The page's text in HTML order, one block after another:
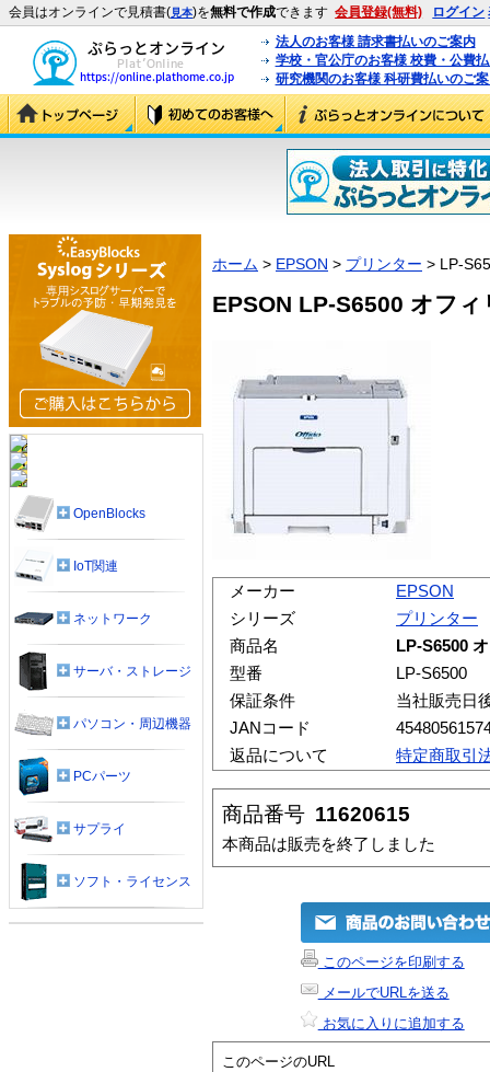
会員はオンラインで見積書(見本)を無料で作成できます 会員登録(無料) ログイン
法人のお客様 請求書払いのご案内
学校・官公庁のお客様 校費・公費
研究機関のお客様 科研費払いのご
ホーム > EPSON > プリンター > LP-
EPSON LP-S6500 オフ
メーカー
EPSON
シリーズ
プリンター
商品名
LP-S6500
型番
LP-S6500
保証条件
当社販売日
JANコード
返品について
特定商取引
商品番号 11620615
本商品は販売を終了しました
このページを印刷する
メールでURLを送る
お気に入りに追加する
このページのURL
OpenBlocks
IoT関連
ネットワーク
サーバ・ストレージ
パソコン・周辺機器
PCパーツ
サプライ
ソフト・ライセンス